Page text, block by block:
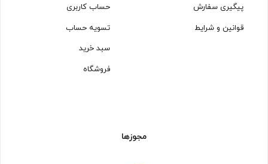
پیگیری سفارش
قوانین و شرایط
حساب کاربری
تسویه حساب
سبد خرید
فروشگاه
مجوزها